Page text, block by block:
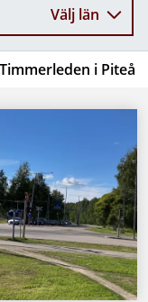
Välj län
i Piteå